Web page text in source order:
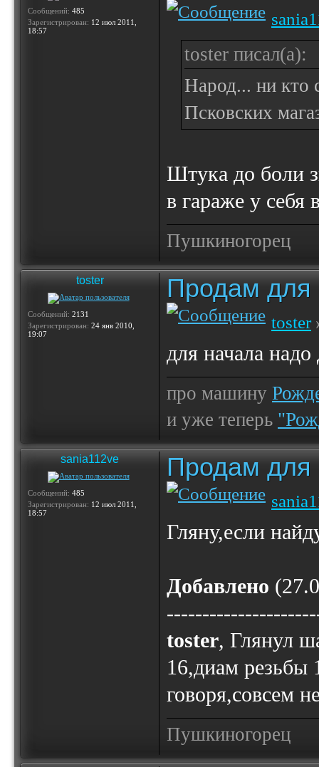
Сообщений: 485
Зарегистрирован: 12 июл 2011,
18:57
toster писал(а):
Народ... ни кто
Псковских
Штука до боли
в гараже у себя
Пушкиногорец
toster
Сообщений: 2131
Зарегистрирован: 24 янв 2010,
19:07
Продам
toster
для начала
про машину
и уже теперь
sania112ve
Сообщений: 485
Зарегистрирован: 12 июл 2011,
18:57
Продам
Гляну,если
Добавлено
toster, Глянул
16,диам резьбы
говоря,совсем
Пушкиногорец